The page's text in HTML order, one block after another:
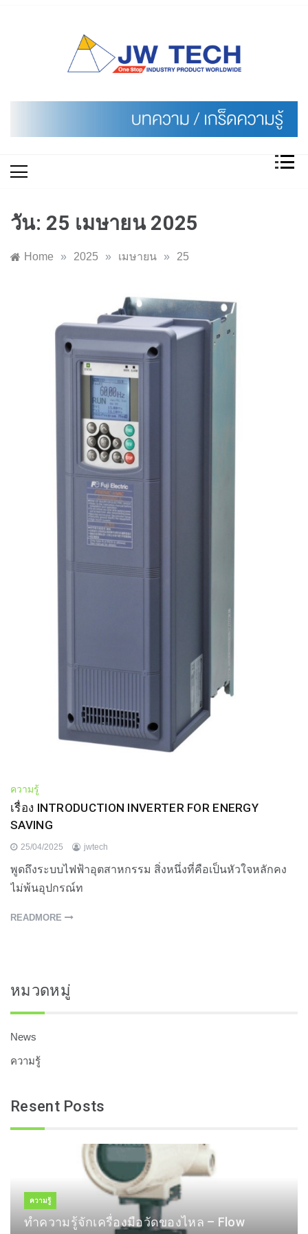
วัน: 25 เมษายน 2025
Home » 2025 » เมษายน » 25
ความรู้
เรื่อง INTRODUCTION INVERTER FOR ENERGY
SAVING
25/04/2025 jwtech
พูดถึงระบบไฟฟ้าอุตสาหกรรม สิ่งหนึ่งที่คือเป็นหัวใจหลักคง
ไม่พ้นอุปกรณ์ท
READMORE
หมวดหมู่
News
ความรู้
Resent Posts
ความรู้
ทำความรู้จักเครื่องมือวัดของไหล – Flow